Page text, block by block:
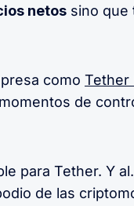
netos sino que
como Tether
de
para Tether. Y
de las